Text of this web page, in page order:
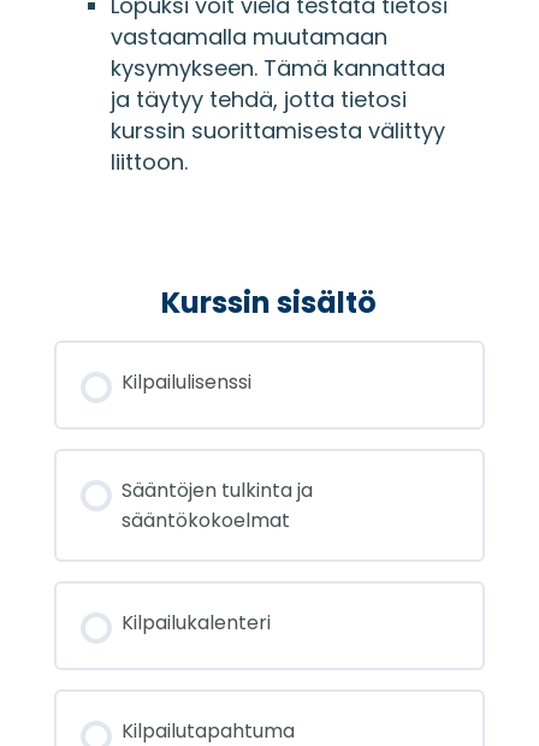
vastaamalla muutamaan
kysymykseen. Tämä kannattaa
ja täytyy tehdä, jotta tietosi
kurssin suorittamisesta välittyy
liittoon.
Kurssin sisältö
Kilpailulisenssi
Sääntöjen tulkinta ja
sääntökokoelmat
Kilpailukalenteri
Kilpailutapahtuma